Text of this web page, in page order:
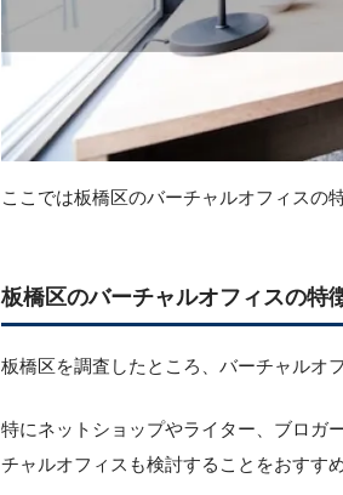
ここでは板橋区のバーチャルオフィスの
板橋区のバーチャルオフィスの特
板橋区を調査したところ、バーチャルオ
特にネットショップやライター、ブロガ
チャルオフィスも検討することをおすすめ